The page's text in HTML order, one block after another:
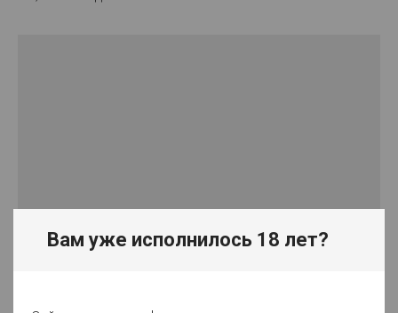
Вам уже исполнилось 18 лет?